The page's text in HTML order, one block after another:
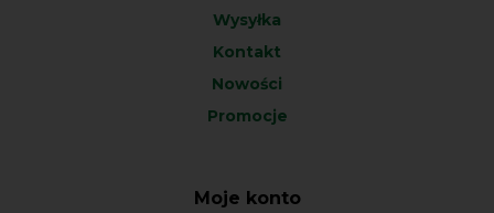
Wysyłka
Kontakt
Nowości
Promocje
Moje konto